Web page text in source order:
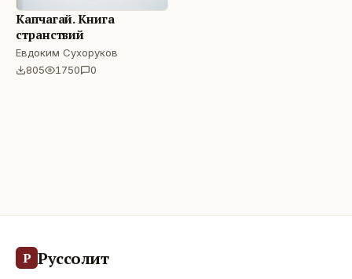
Капчагай. Книга
странствий
Евдоким Сухоруков
805
1750 0
Р Руссолит